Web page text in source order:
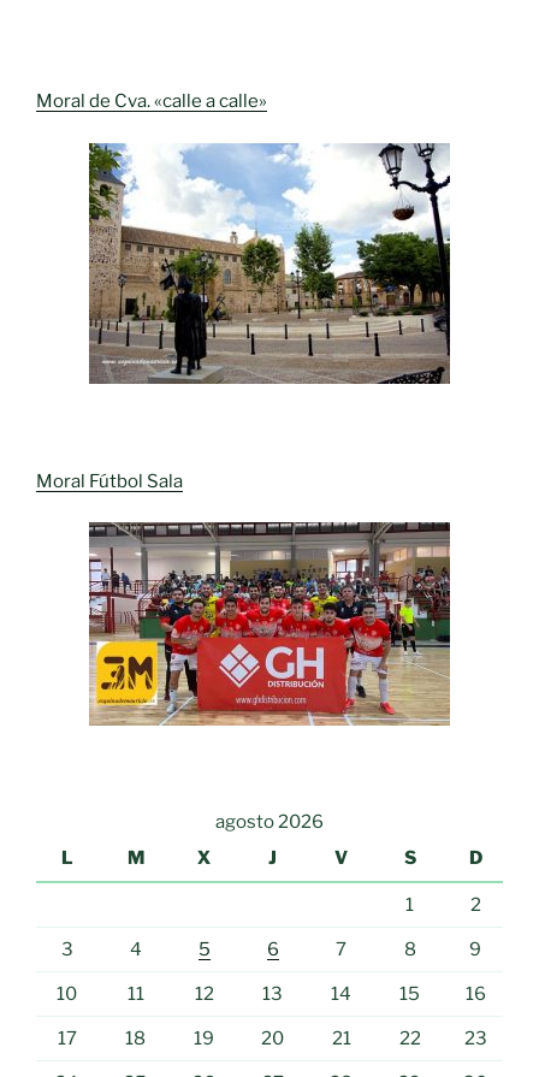
Moral de Cva. «calle a calle»
Moral Fútbol Sala
agosto 2026
L
M X J V S D
1 2
3 4 5 6 7 8 9
10 11 12 13 14 15 16
17 18 19 20 21 22 23